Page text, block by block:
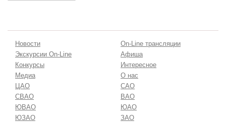
Новости
On-Line трансляции
Экскурсии On-Line
Афиша
Конкурсы
Интересное
Медиа
О нас
ЦАО
САО
СВАО
ВАО
ЮВАО
ЮАО
ЮЗАО
ЗАО